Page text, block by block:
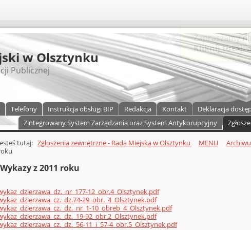
w Olsztynku
Publicznej
Telefony Instrukcja obsługi BIP Redakcja Kontakt Deklaracja
Zintegrowany System Zarządzania oraz System Antykorupcyjny
zawartości
tutaj: Zgłoszenia zewnętrzne - Rada Miejska w Olsztynku MENU
Wykazy z 2011 roku
12_obr.4_Olsztynek.pdf
29_obr._4_Olsztynek.pdf
10_obreb_4_Olsztynek.pdf
92_obr.2_Olsztynek.pdf
11_i_57-4_obr.5_Olsztynek.pdf